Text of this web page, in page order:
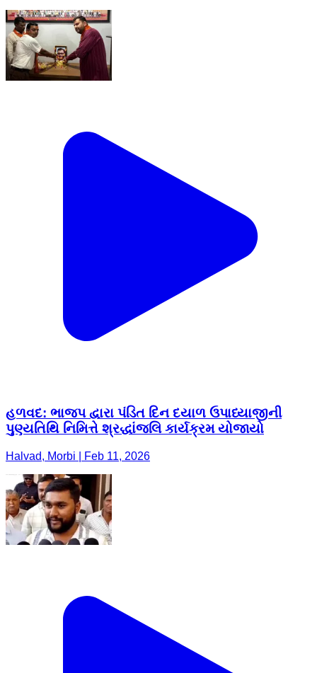
હળવદ: ભાજપ દ્વારા પંડિત દિન દયાળ ઉપાધ્યાજીની
પુણ્યતિથિ નિમિત્તે શ્રદ્ધાંજલિ કાર્યક્રમ યોજાયો
Halvad, Morbi | Feb 11, 2026